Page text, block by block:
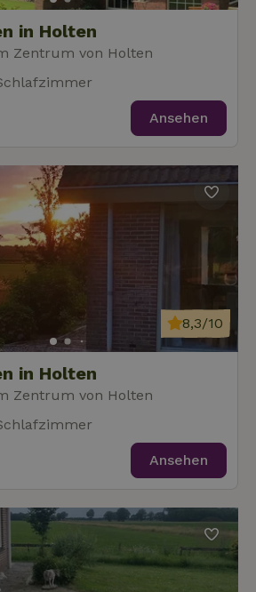
in Holten
Zentrum von Holten
Ansehen
in Holten
Zentrum von Holten
8,3/10
Ansehen